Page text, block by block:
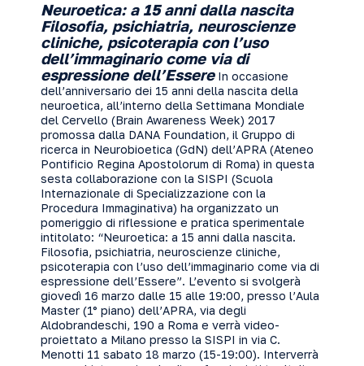
Neuroetica: a 15 anni dalla nascita
Filosofia, psichiatria, neuroscienze
cliniche, psicoterapia con l’uso
dell’immaginario come via di
espressione dell’EssereIn occasione
dell’anniversario dei 15 anni della nascita della
neuroetica, all’interno della Settimana Mondiale
del Cervello (Brain Awareness Week) 2017
promossa dalla DANA Foundation, il Gruppo di
ricerca in Neurobioetica (GdN) dell’APRA (Ateneo
Pontificio Regina Apostolorum di Roma) in questa
sesta collaborazione con la SISPI (Scuola
Internazionale di Specializzazione con la
Procedura Immaginativa) ha organizzato un
pomeriggio di riflessione e pratica sperimentale
intitolato: “Neuroetica: a 15 anni dalla nascita.
Filosofia, psichiatria, neuroscienze cliniche,
psicoterapia con l’uso dell’immaginario come via di
espressione dell’Essere”. L’evento si svolgerà
giovedì 16 marzo dalle 15 alle 19:00, presso l’Aula
Master (1° piano) dell’APRA, via degli
Aldobrandeschi, 190 a Roma e verrà video-
proiettato a Milano presso la SISPI in via C.
Menotti 11 sabato 18 marzo (15-19:00). Interverrà